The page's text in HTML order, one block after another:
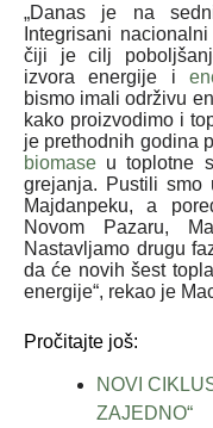
„Danas je na
Integrisani
čiji je cilj
izvora energije i
bismo imali održivu
kako proizvodimo i
je prethodnih godina
biomase u toplotne
grejanja. Pustili smo
Majdanpeku, a
Novom Pazaru,
Nastavljamo drugu
da će novih šest
energije“, rekao je
Pročitajte još:
NOVI
ZAJEDNO“